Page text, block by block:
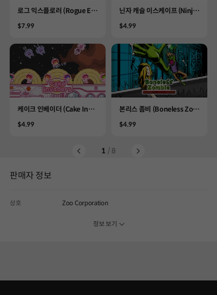
Product
로그 익스플로러 (Rogue Ex
Price
$7.99
Product
닌자 캐슬 이스케이프 (Ninja
Price
$4.99
Product
케이크 인베이더 (Cake Inva
Price
$4.99
Product
본리스 좀비 (Boneless Zom
Price
$4.99
1 / 8
판매자 정보
상호 Zoo Corporation
정보 보기